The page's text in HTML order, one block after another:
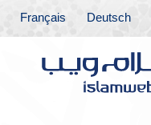
Deutsch
Français